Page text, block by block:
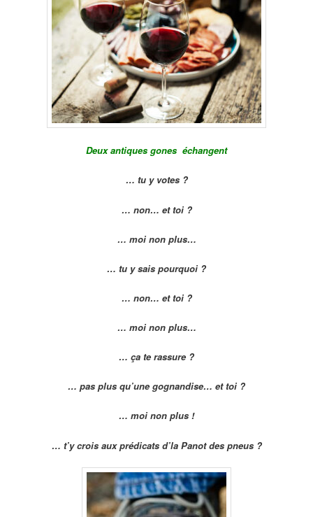
Deux antiques gones échangent
… tu y votes ?
… non… et toi ?
… moi non plus…
… tu y sais pourquoi ?
… non… et toi ?
… moi non plus…
… ça te rassure ?
… pas plus qu’une gognandise… et toi ?
… moi non plus !
… t’y crois aux prédicats d’la Panot des pneus ?